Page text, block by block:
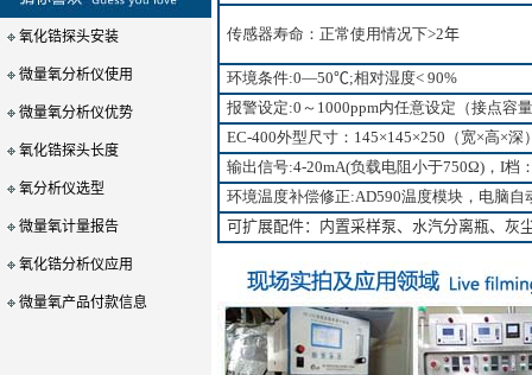
氧化锆探头安装
微量氧分析仪使用
微量氧分析仪优势
氧化锆探头长度
氧分析仪选型
微量氧计量报告
氧化锆分析仪应用
微量氧产品付款信息
传感器寿命：正常使用情况下>2年
环境条件:0—50℃;相对湿度< 90%
报警设定:0～1000ppm内任意设定（接点容
EC-400外型尺寸：145×145×250（宽×高×深
输出信号:4-20mA(负载电阻小于750Ω)， I档
环境温度补偿修正:AD590温度模块，电脑
可扩展配件：内置采样泵、水汽分离瓶、灰